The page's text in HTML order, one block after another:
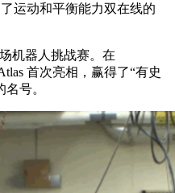
运动和平衡能力双在线的
机器人挑战赛。在
首次亮相，赢得了“有史
号。